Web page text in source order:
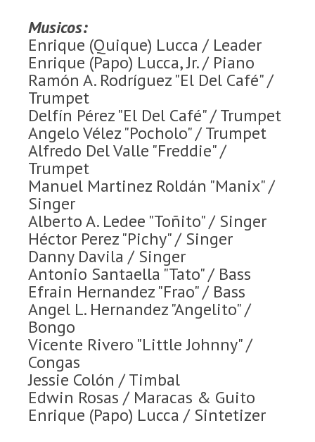
Musicos:
Enrique (Quique) Lucca / Leader
Enrique (Papo) Lucca, Jr. / Piano
Ramón A. Rodríguez "El Del Café" /
Trumpet
Delfín Pérez "El Del Café" / Trumpet
Angelo Vélez "Pocholo" / Trumpet
Alfredo Del Valle "Freddie" /
Trumpet
Manuel Martinez Roldán "Manix" /
Singer
Alberto A. Ledee "Toñito" / Singer
Héctor Perez "Pichy" / Singer
Danny Davila / Singer
Antonio Santaella "Tato" / Bass
Efrain Hernandez "Frao" / Bass
Angel L. Hernandez "Angelito" /
Bongo
Vicente Rivero "Little Johnny" /
Congas
Jessie Colón / Timbal
Edwin Rosas / Maracas & Guito
Enrique (Papo) Lucca / Sintetizer